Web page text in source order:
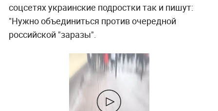
соцсетях украинские подростки так и пишут:
"Нужно объединиться против очередной
российской "заразы".